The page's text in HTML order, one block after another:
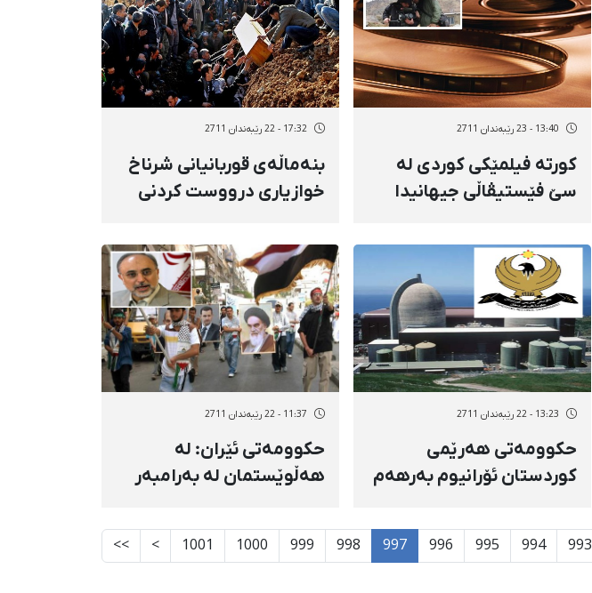
13:40 - 23 رێبەندان 2711
كورتە فیلمێكی كوردی لە
سێ فێستیڤاڵی جیهانیدا
17:32 - 22 رێبەندان 2711
بنەماڵەی قوربانیانی شرناخ
خوازیاری درووست كردنی
13:23 - 22 رێبەندان 2711
حكوومەتی هەرێمی
كوردستان ئۆرانیوم بەرهەم
11:37 - 22 رێبەندان 2711
حكوومەتی ئێران: لە
هەڵوێستمان لە بەرامبەر
993
994
995
996
997
998
999
1000
1001
>
>>